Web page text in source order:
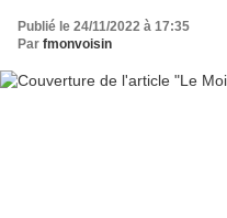
Publié le 24/11/2022 à 17:35
Par fmonvoisin